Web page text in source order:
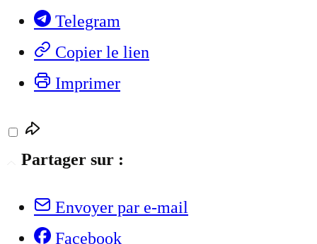
Telegram
Copier le lien
Imprimer
Partager sur :
Envoyer par e-mail
Facebook